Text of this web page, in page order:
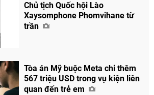
Chủ tịch Quốc hội Lào
Xaysomphone Phomvihane từ
trần
Tòa án Mỹ buộc Meta chi thêm
567 triệu USD trong vụ kiện liên
quan đến trẻ em